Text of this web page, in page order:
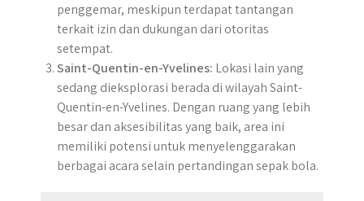
penggemar, meskipun terdapat tantangan
terkait izin dan dukungan dari otoritas
setempat.
Saint-Quentin-en-Yvelines: Lokasi lain yang
sedang dieksplorasi berada di wilayah Saint-
Quentin-en-Yvelines. Dengan ruang yang lebih
besar dan aksesibilitas yang baik, area ini
memiliki potensi untuk menyelenggarakan
berbagai acara selain pertandingan sepak bola.